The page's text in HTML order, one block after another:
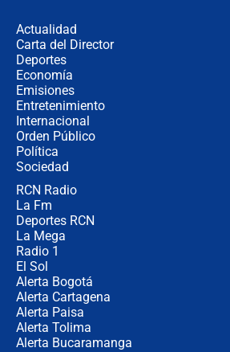
Actualidad
Carta del Director
Deportes
Economía
Emisiones
Entretenimiento
Internacional
Orden Público
Política
Sociedad
RCN Radio
La Fm
Deportes RCN
La Mega
Radio 1
El Sol
Alerta Bogotá
Alerta Cartagena
Alerta Paisa
Alerta Tolima
Alerta Bucaramanga